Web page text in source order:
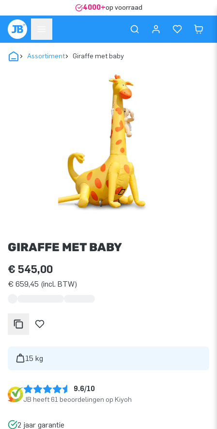
4000+op voorraad
Assortiment Giraffe met baby
GIRAFFE MET BABY
€ 545,00
€ 659,45 (incl. BTW)
15 kg
9.6/10
JB heeft 61 beoordelingen op Kiyoh
2 jaar garantie